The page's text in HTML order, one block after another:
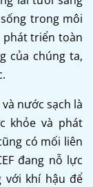
trong môi
phát triển toàn
của chúng ta,
nước sạch là
khỏe và phát
có mối liên
đang nỗ lực
với khí hậu để